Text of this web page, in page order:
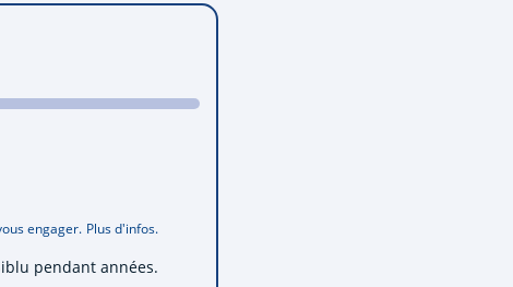
engager. Plus d'infos.
pendant années.